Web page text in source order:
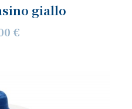
giallo
€